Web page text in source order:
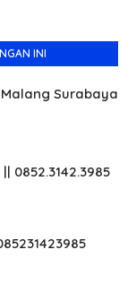
INI
Malang Surabaya
0852.3142.3985